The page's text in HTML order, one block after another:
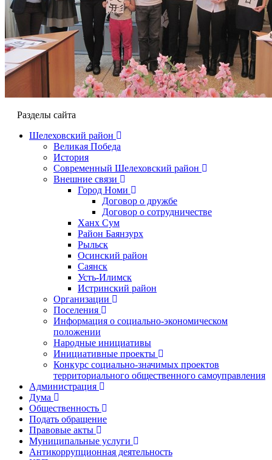
Разделы сайта
Шелеховский район
Великая Победа
История
Современный Шелеховский район
Внешние связи
Город Номи
Договор о дружбе
Договор о сотрудничестве
Ханх Сум
Район Баянзурх
Рыльск
Осинский район
Саянск
Усть-Илимск
Истринский район
Организации
Поселения
Информация о социально-экономическом
положении
Народные инициативы
Инициативные проекты
Конкурс социально-значимых проектов
территориального общественного самоуправления
Администрация
Дума
Общественность
Подать обращение
Правовые акты
Муниципальные услуги
Антикоррупционная деятельность